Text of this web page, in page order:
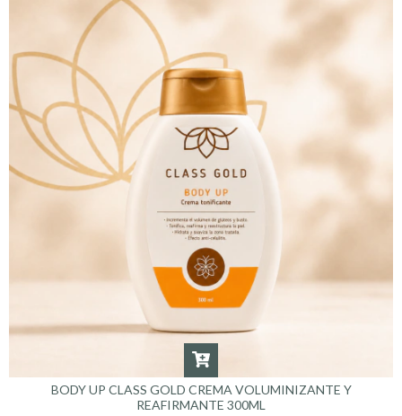
BODY UP CLASS GOLD CREMA VOLUMINIZANTE Y
REAFIRMANTE 300ML